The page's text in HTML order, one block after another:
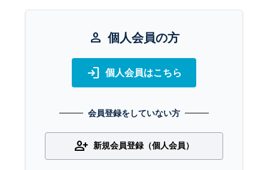
person 個人会員の方
login 個人会員はこちら
会員登録をしていない方
person_add 新規会員登録（個人会員）